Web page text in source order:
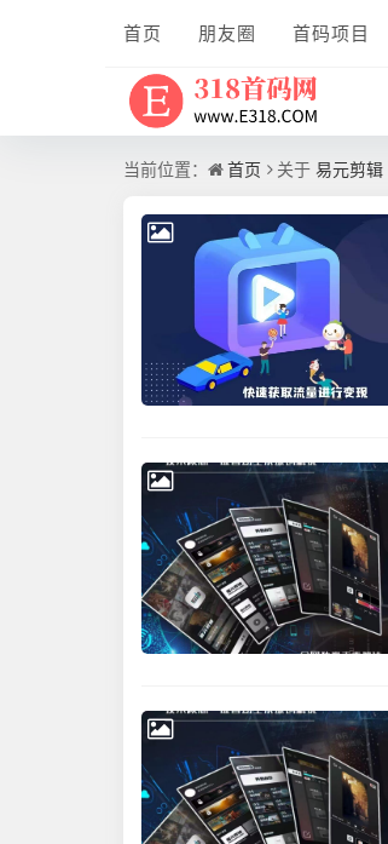
首页 朋友圈 首码项目
当前位置： 首页 关于 易元剪辑